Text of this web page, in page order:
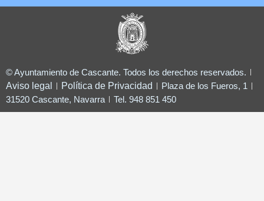
© Ayuntamiento de Cascante. Todos los derechos reservados.
Aviso legal
Política de Privacidad
Plaza de los Fueros, 1
31520 Cascante, Navarra
Tel. 948 851 450